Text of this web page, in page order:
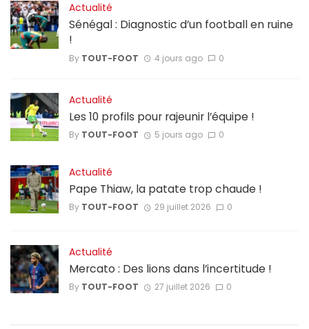
Actualité
Sénégal : Diagnostic d’un football en ruine
!
By TOUT-FOOT 4 jours ago 0
Actualité
Les 10 profils pour rajeunir l’équipe !
By TOUT-FOOT 5 jours ago 0
Actualité
Pape Thiaw, la patate trop chaude !
By TOUT-FOOT 29 juillet 2026 0
Actualité
Mercato : Des lions dans l’incertitude !
By TOUT-FOOT 27 juillet 2026 0